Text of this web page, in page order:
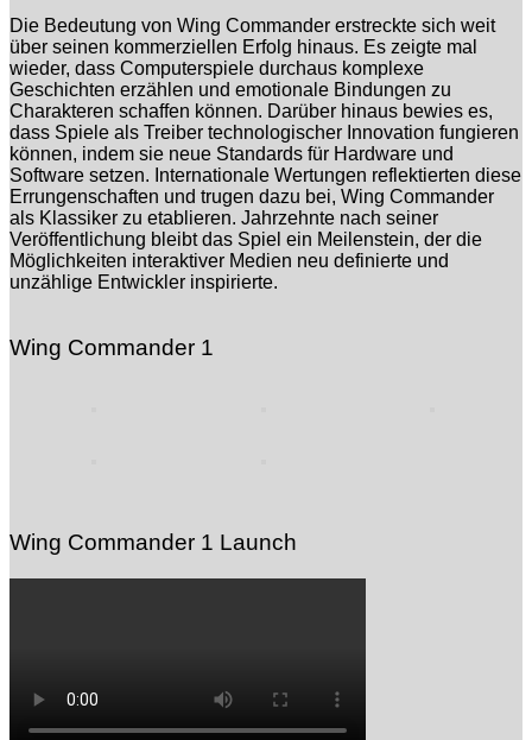
Die Bedeutung von Wing Commander erstreckte sich weit
über seinen kommerziellen Erfolg hinaus. Es zeigte mal
wieder, dass Computerspiele durchaus komplexe
Geschichten erzählen und emotionale Bindungen zu
Charakteren schaffen können. Darüber hinaus bewies es,
dass Spiele als Treiber technologischer Innovation fungieren
können, indem sie neue Standards für Hardware und
Software setzen. Internationale Wertungen reflektierten diese
Errungenschaften und trugen dazu bei, Wing Commander
als Klassiker zu etablieren. Jahrzehnte nach seiner
Veröffentlichung bleibt das Spiel ein Meilenstein, der die
Möglichkeiten interaktiver Medien neu definierte und
unzählige Entwickler inspirierte.
Wing Commander 1
Wing Commander 1 Launch